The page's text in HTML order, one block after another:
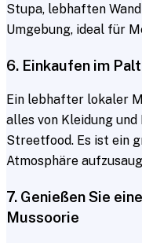
Stupa, lebhaften
Umgebung, ideal für
6. Einkaufen im
Ein lebhafter lokaler
alles von Kleidung
Streetfood. Es ist ein
Atmosphäre
7. Genießen Sie
Mussoorie